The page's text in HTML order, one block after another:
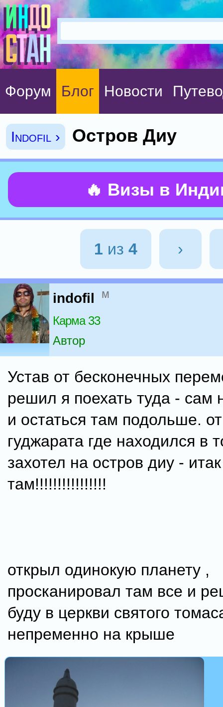
Форум Блог Новости
Indofil › Остров Диу
🔥 Визы в
1 из 4 ›
indofil м
Карма 33
Автор
Устав от бесконечных
решил я поехать туда - сам
и остаться там подольше.
гуджарата где находился в
захотел на остров диу -
там!!!!!!!!!!!!!!!!
открыл одинокую планету ,
просканировал там все и
буду в церкви святого
непременно на крыше